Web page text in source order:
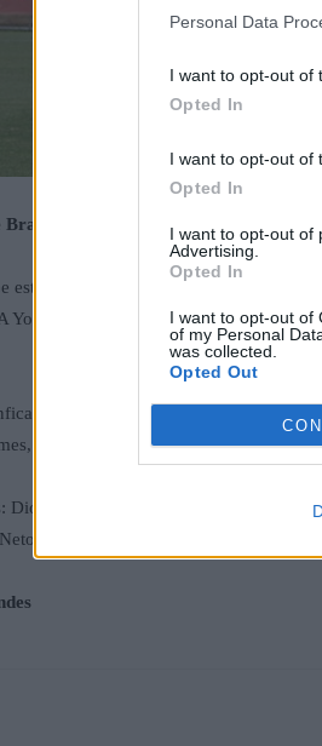
Personal Data
I want to opt-out of
Opted In
I want to opt-out of
Opted In
I want to opt-out of
Advertising.
Opted In
I want to opt-out of
of my Personal
was collected.
Opted Out
entre as opções para o duelo
esta terça-feira o Feyenoord pelas
Youth League. Tiago Parente,
Arnas, Leandro Santos, Gonçalo
Gonçalo Moreira, Olívio Tomé, João
Diogo Ferreira, Guilherme Peixoto,
Eduardo Fernandes e Gustavo